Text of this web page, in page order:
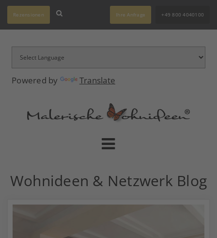
Powered by Translate
Rezensionen Ihre Anfrage +49 800 4040100
Wohnideen & Netzwerk Blog